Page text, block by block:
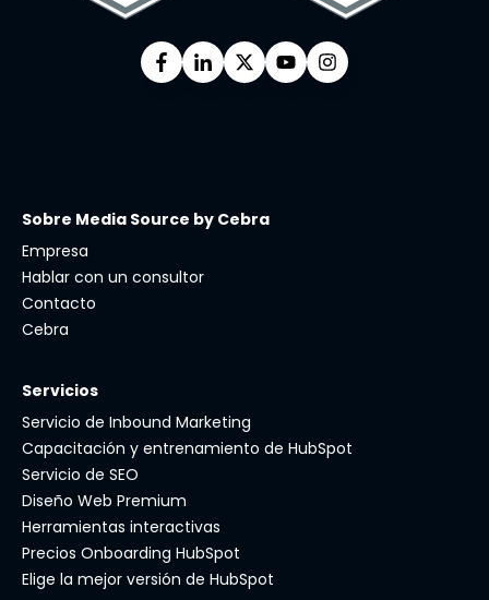
Sobre Media Source by Cebra
Empresa
Hablar con un consultor
Contacto
Cebra
Servicios
Servicio de Inbound Marketing
Capacitación y entrenamiento de HubSpot
Servicio de SEO
Diseño Web Premium
Herramientas interactivas
Precios Onboarding HubSpot
Elige la mejor versión de HubSpot